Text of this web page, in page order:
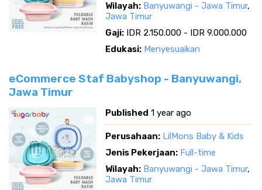
Wilayah: Banyuwangi - Jawa Timur,
Jawa Timur
Gaji: IDR 2.150.000 - IDR 9.000.000
Edukasi: Menyesuaikan
eCommerce Staf Babyshop - Banyuwangi,
Jawa Timur
Published 1 year ago
Perusahaan: LilMons Baby & Kids
Jenis Pekerjaan: Full-time
Wilayah: Banyuwangi - Jawa Timur,
Jawa Timur